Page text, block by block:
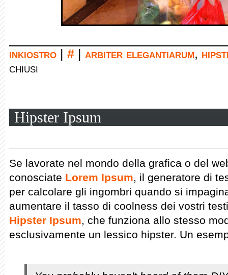
inkiostro # arbiter elegantiarum,
chiusi
Hipster Ipsum
Se lavorate nel mondo della grafica o del
conosciate Lorem Ipsum, il generatore di
per calcolare gli ingombri quando si
aumentare il tasso di coolness dei vostri
Hipster Ipsum, che funziona allo stesso
esclusivamente un lessico hipster. Un